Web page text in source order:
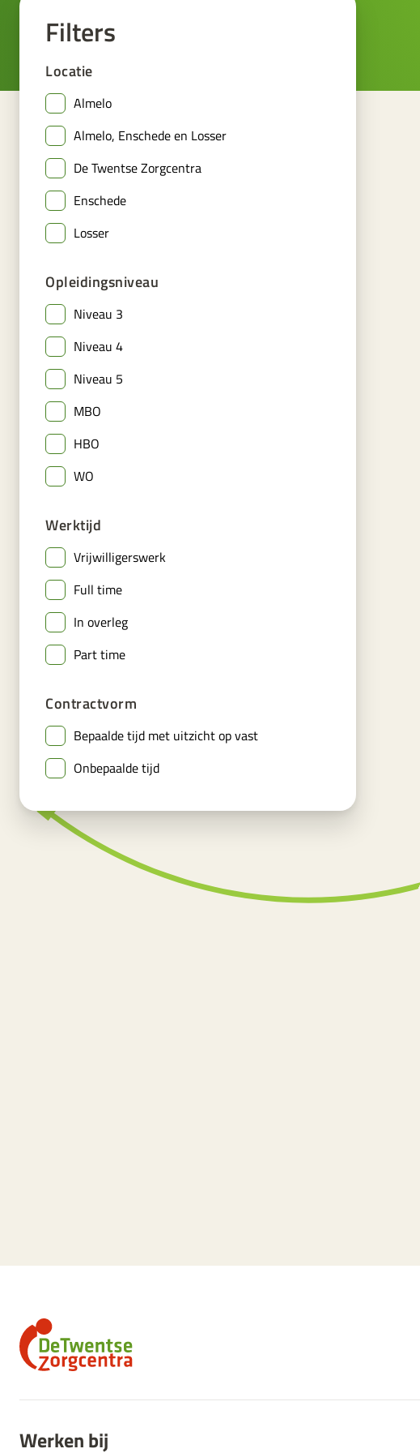
Filters
Locatie
Almelo
Almelo, Enschede en Losser
De Twentse Zorgcentra
Enschede
Losser
Opleidingsniveau
Niveau 3
Niveau 4
Niveau 5
MBO
HBO
WO
Werktijd
Vrijwilligerswerk
Full time
In overleg
Part time
Contractvorm
Bepaalde tijd met uitzicht op vast
Onbepaalde tijd
Werken bij